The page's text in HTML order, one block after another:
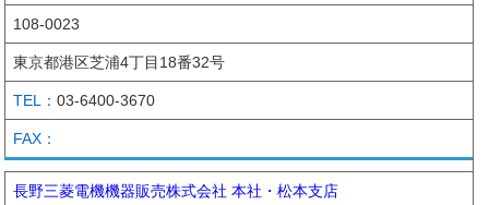
108-0023
東京都港区芝浦4丁目18番32号
03-6400-3670
長野三菱電機機器販売株式会社 本社・松本支店